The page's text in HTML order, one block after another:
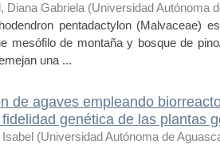
Diana Gabriela (Universidad Autónoma
pentadactylon (Malvaceae)
mesófilo de montaña y bosque de
una ...
de agaves empleando
genética de las plantas
(Universidad Autónoma de